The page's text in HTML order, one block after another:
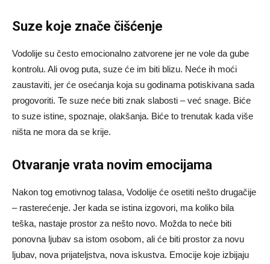
Suze koje znače čišćenje
Vodolije su često emocionalno zatvorene jer ne vole da gube
kontrolu. Ali ovog puta, suze će im biti blizu. Neće ih moći
zaustaviti, jer će osećanja koja su godinama potiskivana sada
progovoriti. Te suze neće biti znak slabosti – već snage. Biće
to suze istine, spoznaje, olakšanja. Biće to trenutak kada više
ništa ne mora da se krije.
Otvaranje vrata novim emocijama
Nakon tog emotivnog talasa, Vodolije će osetiti nešto drugačije
– rasterećenje. Jer kada se istina izgovori, ma koliko bila
teška, nastaje prostor za nešto novo. Možda to neće biti
ponovna ljubav sa istom osobom, ali će biti prostor za novu
ljubav, nova prijateljstva, nova iskustva. Emocije koje izbijaju